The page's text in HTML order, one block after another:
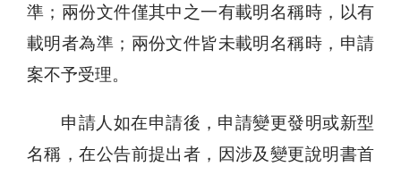
準；兩份文件僅其中之一有載明名稱時，以有
載明者為準；兩份文件皆未載明名稱時，申請
案不予受理。
申請人如在申請後，申請變更發明或新型
名稱，在公告前提出者，因涉及變更說明書首